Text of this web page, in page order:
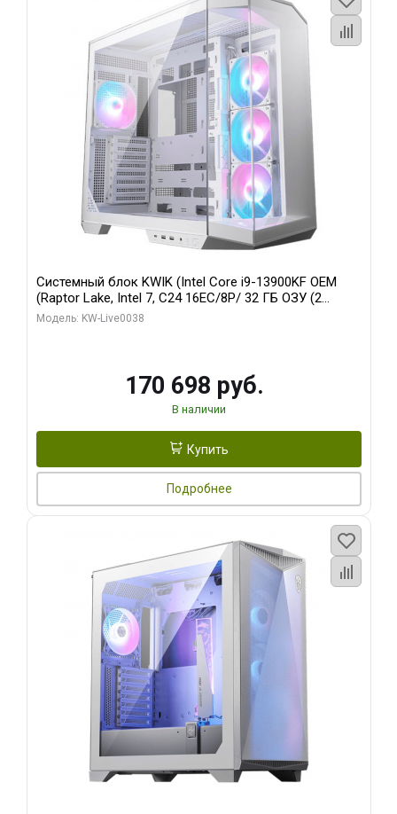
Системный блок KWIK (Intel Core i9-13900KF OEM
(Raptor Lake, Intel 7, C24 16EC/8P/ 32 ГБ ОЗУ (2
модуля)/ Gigabyte RX9070XT GAMING OC 16GB GDDR6
Модель: KW-Live0038
170 698 руб.
В наличии
Купить
Подробнее